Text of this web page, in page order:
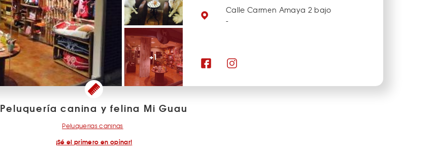
+1
Calle Carmen Amaya 2 bajo
-
Peluquería canina y felina Mi Guau
Peluquerias caninas
¡Sé el primero en opinar!